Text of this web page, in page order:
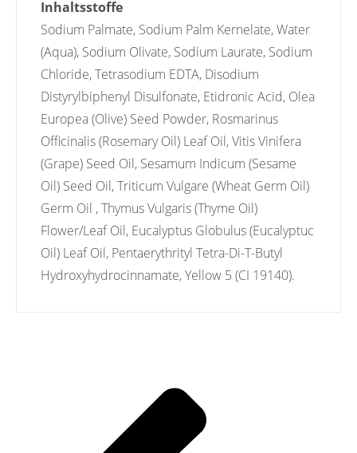
Inhaltsstoffe
Sodium Palmate, Sodium Palm Kernelate, Water
(Aqua), Sodium Olivate, Sodium Laurate, Sodium
Chloride, Tetrasodium EDTA, Disodium
Distyrylbiphenyl Disulfonate, Etidronic Acid, Olea
Europea (Olive) Seed Powder, Rosmarinus
Officinalis (Rosemary Oil) Leaf Oil, Vitis Vinifera
(Grape) Seed Oil, Sesamum Indicum (Sesame
Oil) Seed Oil, Triticum Vulgare (Wheat Germ Oil)
Germ Oil , Thymus Vulgaris (Thyme Oil)
Flower/Leaf Oil, Eucalyptus Globulus (Eucalyptuc
Oil) Leaf Oil, Pentaerythrityl Tetra-Di-T-Butyl
Hydroxyhydrocinnamate, Yellow 5 (CI 19140).